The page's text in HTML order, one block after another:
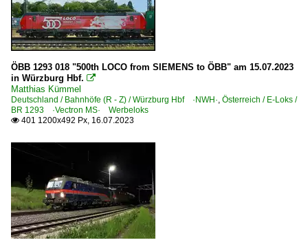
ÖBB 1293 018 "500th LOCO from SIEMENS to ÖBB" am 15.07.2023
in Würzburg Hbf. 
Matthias Kümmel
Deutschland / Bahnhöfe (R - Z) / Würzburg Hbf ·NWH·, Österreich / E-Loks /
BR 1293 ·Vectron MS· Werbeloks
 401 1200x492 Px, 16.07.2023